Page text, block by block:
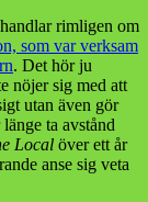
rimligen om
som var verksam
. Det hör ju
nöjer sig med att
utan även gör
ta avstånd
Local över ett år
anse sig veta